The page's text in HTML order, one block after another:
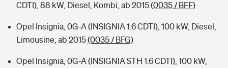
CDTI), 88 kW, Diesel, Kombi, ab 2015(0035 / BFF)
Opel Insignia, 0G-A (INSIGNIA 1.6 CDTI), 100 kW, Diesel,
Limousine, ab 2015(0035 / BFG)
Opel Insignia, 0G-A (INSIGNIA STH 1.6 CDTI), 100 kW,